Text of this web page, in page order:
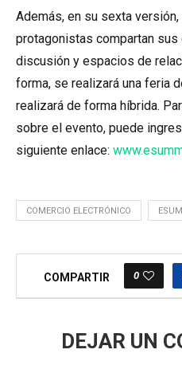
Además, en su sexta
protagonistas compartan
discusión y espacios de
forma, se realizará una feria
realizará de forma híbrida.
sobre el evento, puede
siguiente enlace:
COMERCIO ELECTRÓNICO
COMPARTIR 0
DEJAR UN